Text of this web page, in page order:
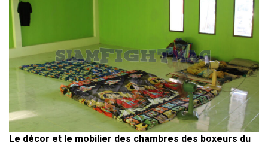
Le décor et le mobilier des chambres des boxeurs du